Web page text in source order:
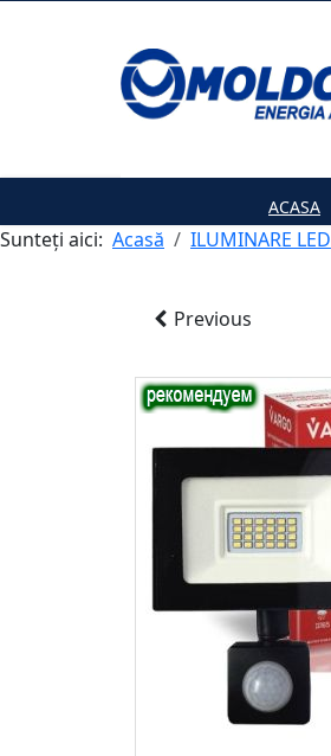
ACASA
Sunteți aici: Acasă ILUMINARE LED
Previous